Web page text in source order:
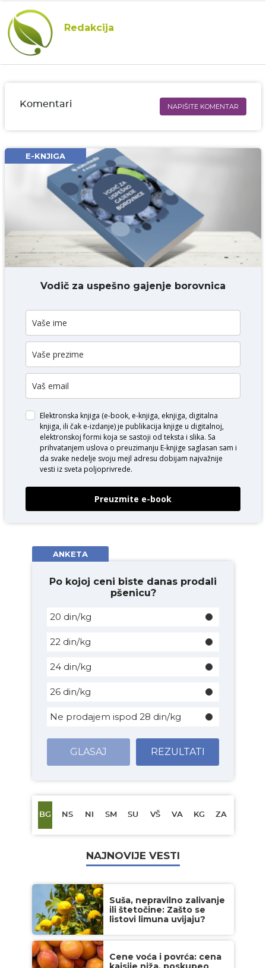
Redakcija
Komentari NAPIŠITE KOMENTAR
Email* obavezno
Komentar* obavezno
DODAJ KOMENTAR
E-KNJIGA
Vodič za uspešno gajenje borovnica
Elektronska knjiga (e-book, e-knjiga, eknjiga, digitalna
knjiga, ili čak e-izdanje) je publikacija knjige u digitalnoj,
elektronskoj formi koja se sastoji od teksta i slika. Sa
prihvatanjem uslova o preuzimanju E-knjige saglasan sam i
da svake nedelje svoju mejl adresu dobijam najvažnije
vesti iz sveta poljoprivrede.
Preuzmite e-book
ANKETA
Po kojoj ceni biste danas prodali
pšenicu?
20 din/kg
22 din/kg
24 din/kg
26 din/kg
Ne prodajem ispod 28 din/kg
GLASAJ REZULTATI
BG NS NI SM SU VŠ VA KG ZA
NAJNOVIJE VESTI
Suša, nepravilno zalivanje
ili štetočine: Zašto se
listovi limuna uvijaju?
Cene voća i povrća: cena